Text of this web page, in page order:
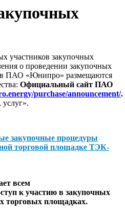
участников закупочных
о проведении закупочных
ПАО «Юнипро» размещаются
Официальный сайт ПАО
purchase/announcement/.
закупочные процедуры
торговой площадке ТЭК-
всем
к участию в закупочных
торговых площадках.